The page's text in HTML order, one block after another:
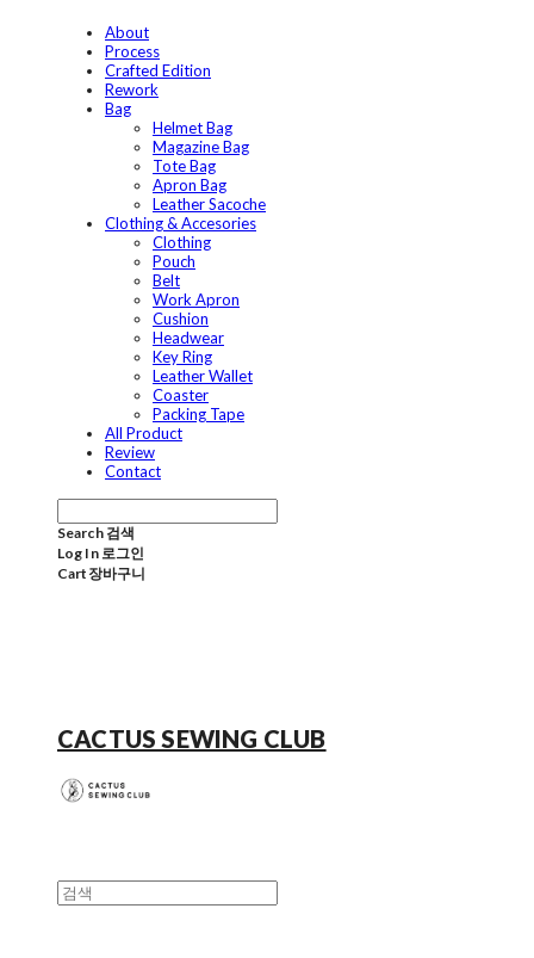
About
Process
Crafted Edition
Rework
Bag
Helmet Bag
Magazine Bag
Tote Bag
Apron Bag
Leather Sacoche
Clothing & Accesories
Clothing
Pouch
Belt
Work Apron
Cushion
Headwear
Key Ring
Leather Wallet
Coaster
Packing Tape
All Product
Review
Contact
Search 검색
Log In 로그인
Cart 장바구니
CACTUS SEWING CLUB